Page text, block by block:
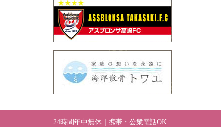
24時間年中無休｜携帯・公衆電話OK